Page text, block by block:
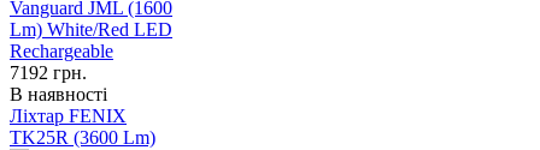
7192 грн.
В наявності
Ліхтар FENIX
TK25R (3600 Lm)